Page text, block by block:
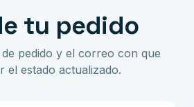
tu pedido
pedido y el correo con que
el estado actualizado.